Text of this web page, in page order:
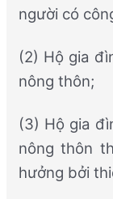
người có
(2) Hộ gia
nông thôn;
(3) Hộ gia
nông thôn
hưởng bởi